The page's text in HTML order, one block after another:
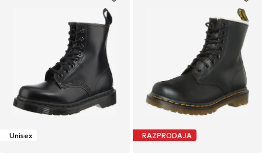
Unisex RAZPRODAJA